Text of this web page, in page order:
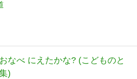
なべ にえたかな? (こどものと
)